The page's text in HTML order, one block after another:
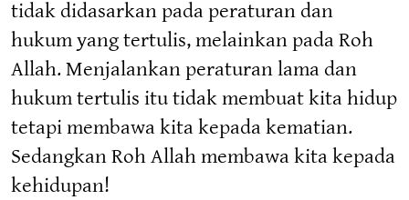
tidak didasarkan pada peraturan dan
hukum yang tertulis, melainkan pada Roh
Allah. Menjalankan peraturan lama dan
hukum tertulis itu tidak membuat kita hidup
tetapi membawa kita kepada kematian.
Sedangkan Roh Allah membawa kita kepada
kehidupan!